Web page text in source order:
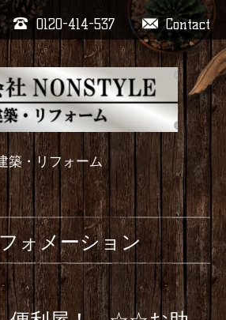
Contact
0120-414-537
築・リフォーム
ォメーション